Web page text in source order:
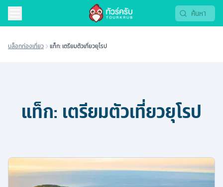
บล็อกท่องเที่ยว แท็ก: เตรียมตัวเที่ยวยุโรป
แท็ก: เตรียมตัวเที่ยวยุโรป